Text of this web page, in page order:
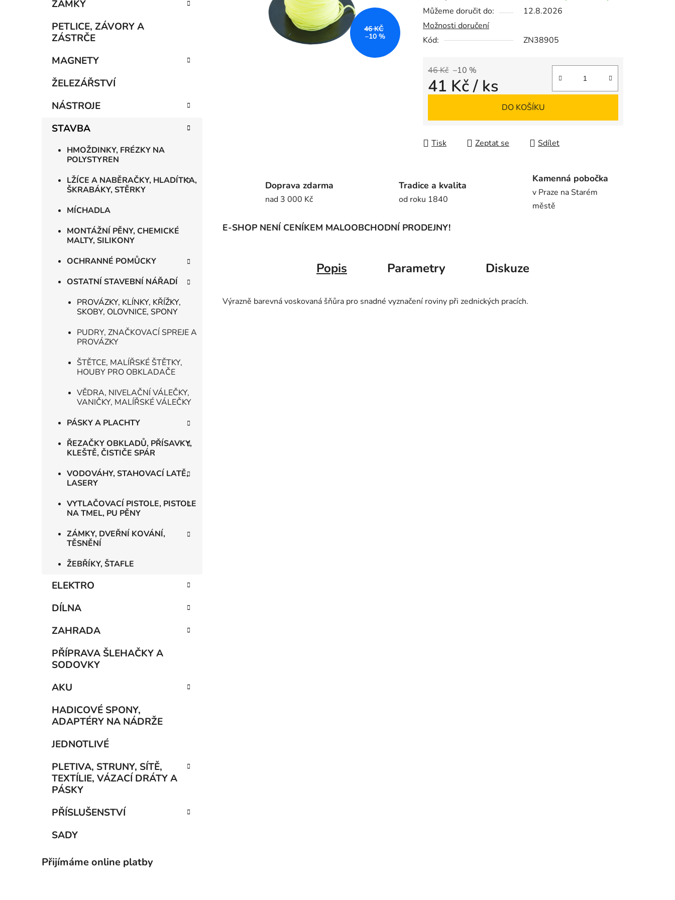
ZÁMKY
PETLICE, ZÁVORY A
ZÁSTRČE
MAGNETY
ŽELEZÁŘSTVÍ
NÁSTROJE
STAVBA
HMOŽDINKY, FRÉZKY NA
POLYSTYREN
LŽÍCE A NABĚRAČKY, HLADÍTKA,
ŠKRABÁKY, STĚRKY
MÍCHADLA
MONTÁŽNÍ PĚNY, CHEMICKÉ
MALTY, SILIKONY
OCHRANNÉ POMŮCKY
OSTATNÍ STAVEBNÍ NÁŘADÍ
PROVÁZKY, KLÍNKY, KŘÍŽKY,
SKOBY, OLOVNICE, SPONY
PUDRY, ZNAČKOVACÍ SPREJE A
PROVÁZKY
ŠTĚTCE, MALÍŘSKÉ ŠTĚTKY,
HOUBY PRO OBKLADAČE
VĚDRA, NIVELAČNÍ VÁLEČKY,
VANIČKY, MALÍŘSKÉ VÁLEČKY
PÁSKY A PLACHTY
ŘEZAČKY OBKLADŮ, PŘÍSAVKY,
KLEŠTĚ, ČISTIČE SPÁR
VODOVÁHY, STAHOVACÍ LATĚ,
LASERY
VYTLAČOVACÍ PISTOLE, PISTOLE
NA TMEL, PU PĚNY
ZÁMKY, DVEŘNÍ KOVÁNÍ,
TĚSNĚNÍ
ŽEBŘÍKY, ŠTAFLE
ELEKTRO
DÍLNA
ZAHRADA
PŘÍPRAVA ŠLEHAČKY A
SODOVKY
AKU
HADICOVÉ SPONY,
ADAPTÉRY NA NÁDRŽE
JEDNOTLIVÉ
PLETIVA, STRUNY, SÍTĚ,
TEXTÍLIE, VÁZACÍ DRÁTY A
PÁSKY
PŘÍSLUŠENSTVÍ
SADY
Přijímáme online platby
0,0
z
5
Můžeme doručit do:
12.8.2026
Možnosti doručení
Kód:
ZN38905
46 Kč –10 %
41 Kč/ ks
DO KOŠÍKU
Tisk Zeptat se Sdílet
46 KČ
–10 %
Doprava zdarma
nad 3 000 Kč
Tradice a kvalita
od roku 1840
Kamenná pobočka
v Praze na Starém
městě
E-SHOP NENÍ CENÍKEM MALOOBCHODNÍ PRODEJNY!
Popis Parametry Diskuze
Výrazně barevná voskovaná šňůra pro snadné vyznačení roviny při zednických pracích.